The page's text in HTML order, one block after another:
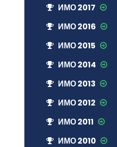
ИМО 2017
ИМО 2016
ИМО 2015
ИМО 2014
ИМО 2013
ИМО 2012
ИМО 2011
ИМО 2010